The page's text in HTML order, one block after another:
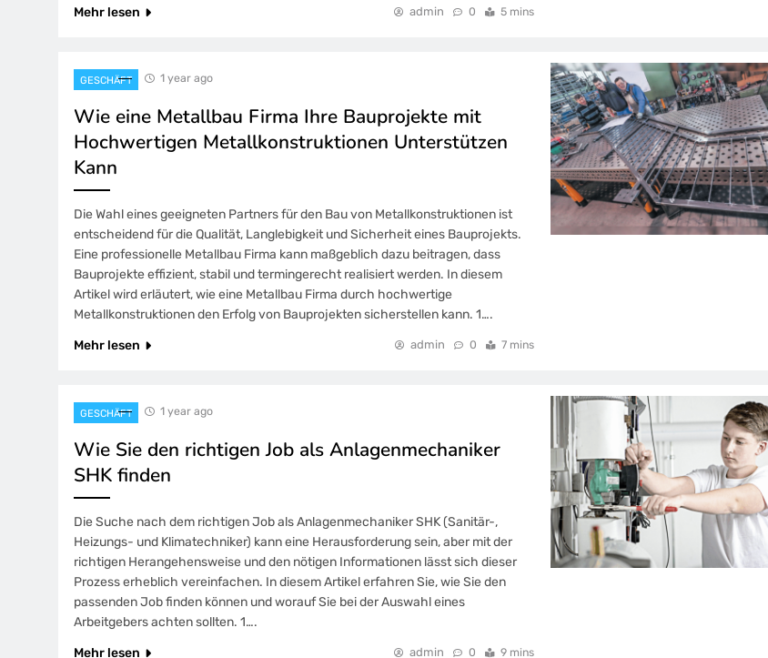
Mehr lesen
admin 0 5 mins
GESCHÄFT 1 year ago
Wie eine Metallbau Firma Ihre Bauprojekte mit
Hochwertigen Metallkonstruktionen Unterstützen
Kann
Die Wahl eines geeigneten Partners für den Bau von Metallkonstruktionen ist
entscheidend für die Qualität, Langlebigkeit und Sicherheit eines Bauprojekts.
Eine professionelle Metallbau Firma kann maßgeblich dazu beitragen, dass
Bauprojekte effizient, stabil und termingerecht realisiert werden. In diesem
Artikel wird erläutert, wie eine Metallbau Firma durch hochwertige
Metallkonstruktionen den Erfolg von Bauprojekten sicherstellen kann. 1….
Mehr lesen
admin 0 7 mins
GESCHÄFT 1 year ago
Wie Sie den richtigen Job als Anlagenmechaniker
SHK finden
Die Suche nach dem richtigen Job als Anlagenmechaniker SHK (Sanitär-,
Heizungs- und Klimatechniker) kann eine Herausforderung sein, aber mit der
richtigen Herangehensweise und den nötigen Informationen lässt sich dieser
Prozess erheblich vereinfachen. In diesem Artikel erfahren Sie, wie Sie den
passenden Job finden können und worauf Sie bei der Auswahl eines
Arbeitgebers achten sollten. 1….
Mehr lesen
admin 0 9 mins